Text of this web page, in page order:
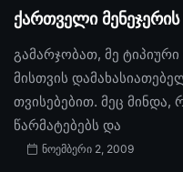
ქართველი
გამარჯობათ, მე
მისთვის
თვისებებით. მეც
წარმატებებს და
ნოემბერი 2, 2009